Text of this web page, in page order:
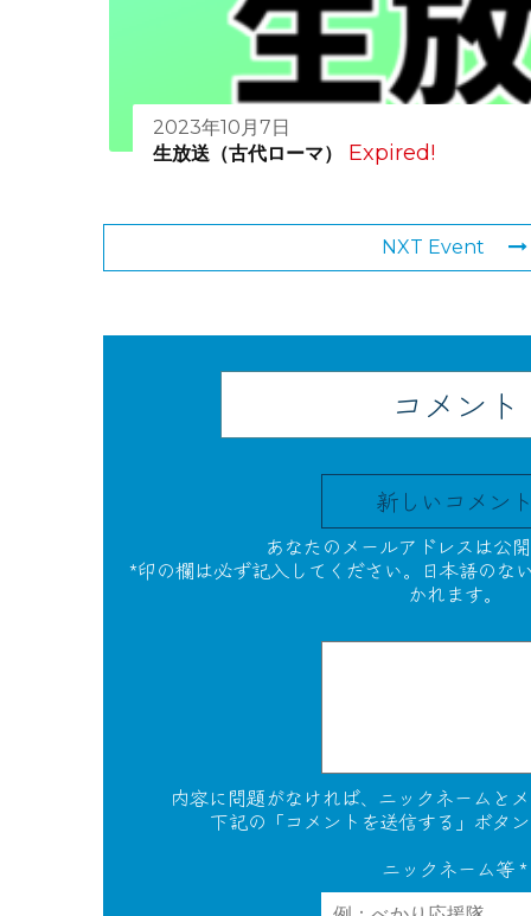
2023年10月7日
生放送（古代ローマ）
Expired!
NXT Event
コメント
新しいコメン
あなたのメールアドレスは公
*印の欄は必ず記入してください。日本語のな
かれます。
内容に問題がなければ、ニックネームと
下記の「コメントを送信する」ボタ
ニックネーム等*